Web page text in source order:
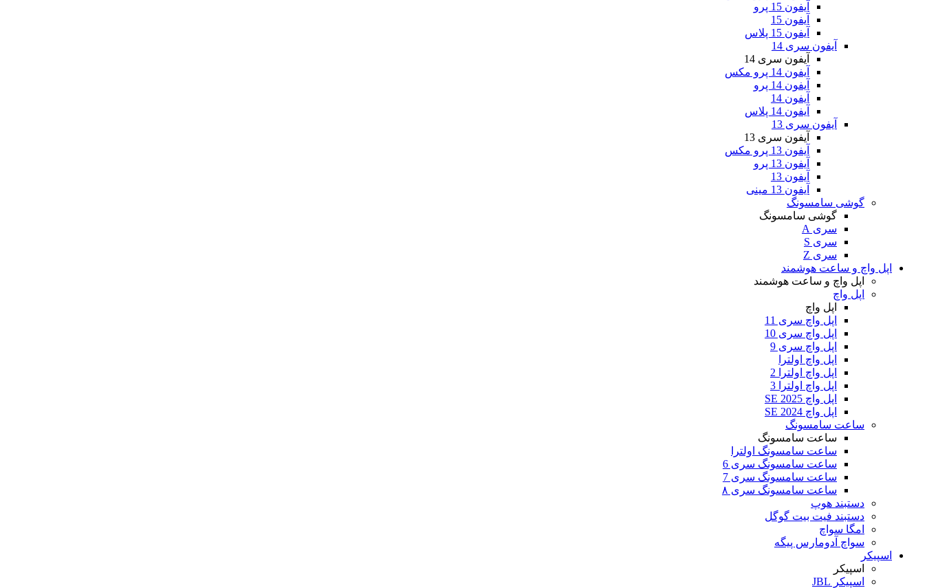
آیفون 15 پرو
آیفون 15
آیفون 15 پلاس
آیفون سری 14
آیفون سری 14
آیفون 14 پرو مکس
آیفون 14 پرو
آیفون 14
آیفون 14 پلاس
آیفون سری 13
آیفون سری 13
آیفون 13 پرو مکس
آیفون 13 پرو
آیفون 13
آیفون 13 مینی
گوشی سامسونگ
گوشی سامسونگ
سری A
سری S
سری Z
اپل واچ و ساعت هوشمند
اپل واچ و ساعت هوشمند
اپل واچ
اپل واچ
اپل واچ سری 11
اپل واچ سری 10
اپل واچ سری 9
اپل واچ اولترا
اپل واچ اولترا 2
اپل واچ اولترا 3
اپل واچ SE 2025
اپل واچ SE 2024
ساعت سامسونگ
ساعت سامسونگ
ساعت سامسونگ اولترا
ساعت سامسونگ سری 6
ساعت سامسونگ سری 7
ساعت سامسونگ سری ۸
دستبند هوپ
دستبند فیت بیت گوگل
امگا سواچ
سواچ آدومارس پیگه
اسپیکر
اسپیکر
اسپیکر JBL